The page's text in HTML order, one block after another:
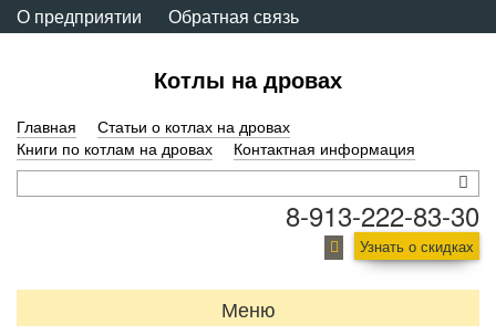
О предприятии Обратная связь
Котлы на дровах
Главная
Статьи о котлах на дровах
Книги по котлам на дровах
Контактная информация
8-913-222-83-30
Узнать о скидках
Меню